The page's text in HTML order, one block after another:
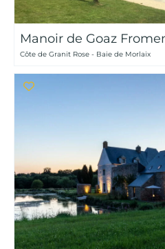
Manoir de Goaz
Côte de Granit Rose - Baie de Morlaix